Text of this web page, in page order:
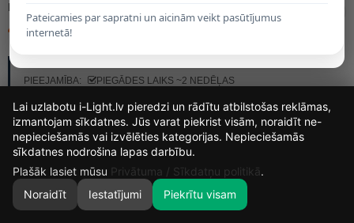
0
MODELIS:
41.00€
PIEEJAMĪBA:
PIEGĀDES LAIKS ~2 NEDĒĻAS
Pateicamies par sapratni un aicinām veikt pasūtījumus
internetā!
12
DIENAS
14
STUNDAS
46
MIN.
6
Lai uzlabotu i-Light.lv pieredzi un rādītu atbilstošas reklāmas,
izmantojam sīkdatnes. Jūs varat piekrist visām, noraidīt ne-
nepieciešamās vai izvēlēties kategorijas. Nepieciešamās
sīkdatnes nodrošina lapas darbību.
Plašāk lasiet mūsu Privātuma / Sīkdatņu politikā.
Noraidīt
Iestatījumi Piekrītu visam